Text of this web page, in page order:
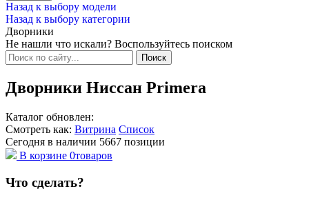
Назад к выбору модели
Назад к выбору категории
Дворники
Не нашли что искали? Воспользуйтесь поиском
Дворники Ниссан Primera
Каталог обновлен:
Смотреть как: Витрина Список
Сегодня в наличии 5667 позиции
В корзине 0товаров
Что сделать?